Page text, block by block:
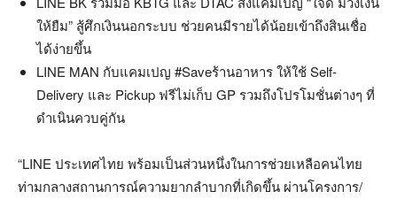
ให้ยืม” สู้ศึกเงินนอกระบบ ช่วยคนมีรายได้น้อยเข้าถึงสินเชื่อ
ได้ง่ายขึ้น
LINE MAN กับแคมเปญ #Saveร้านอาหาร ให้ใช้ Self-
Delivery และ Pickup ฟรีไม่เก็บ GP รวมถึงโปรโมชั่นต่างๆ ที่
ดำเนินควบคู่กัน
“LINE ประเทศไทย พร้อมเป็นส่วนหนึ่งในการช่วยเหลือคนไทย
ท่ามกลางสถานการณ์ความยากลำบากที่เกิดขึ้น ผ่านโครงการ/